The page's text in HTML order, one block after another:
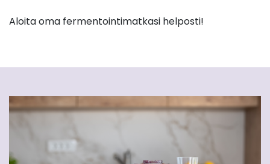
Aloita oma fermentointimatkasi helposti!